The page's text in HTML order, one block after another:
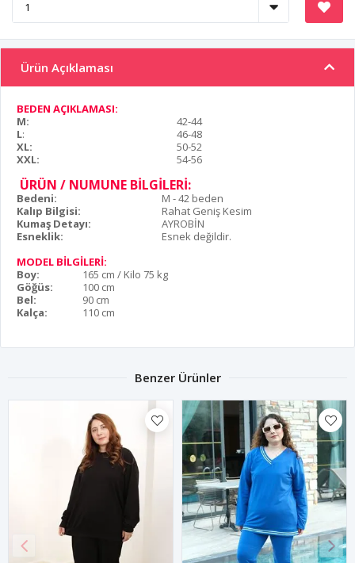
Ürün Açıklaması
BEDEN AÇIKLAMASI:
M:
42-44
L:
46-48
XL:
50-52
XXL:
54-56
ÜRÜN / NUMUNE BİLGİLERİ:
Bedeni:
M - 42 beden
Kalıp Bilgisi:
Rahat Geniş Kesim
Kumaş Detayı:
AYROBİN
Esneklik:
Esnek değildir.
MODEL BİLGİLERİ:
Boy:
165 cm / Kilo 75 kg
Göğüs:
100 cm
Bel:
90 cm
Kalça:
110 cm
Benzer Ürünler